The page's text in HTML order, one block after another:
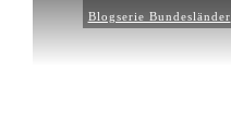
Blogserie Bundesländer